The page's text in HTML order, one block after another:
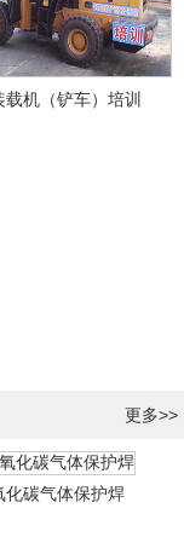
载机（铲车）培训
更多>>
化碳气体保护焊